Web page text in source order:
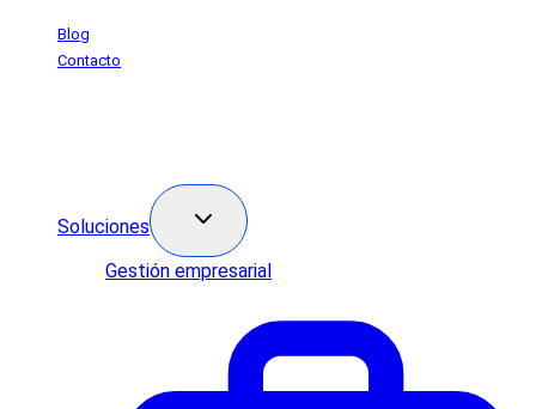
SaltarBlog
Contacto
Soluciones
Gestión empresarial